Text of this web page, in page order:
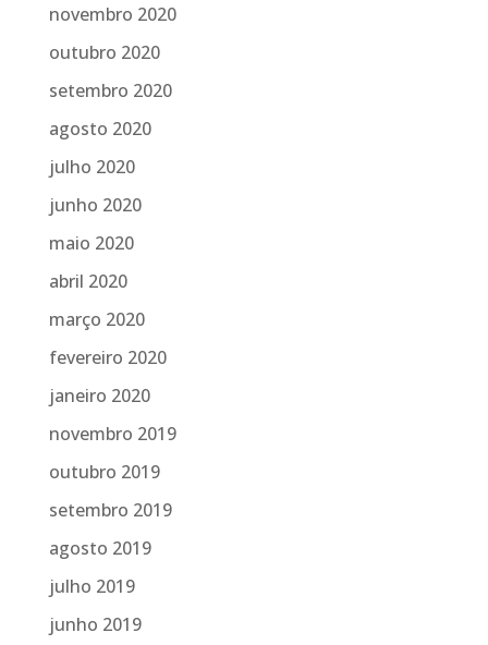
novembro 2020
outubro 2020
setembro 2020
agosto 2020
julho 2020
junho 2020
maio 2020
abril 2020
março 2020
fevereiro 2020
janeiro 2020
novembro 2019
outubro 2019
setembro 2019
agosto 2019
julho 2019
junho 2019